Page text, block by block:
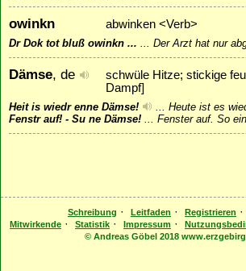
owinkn abwinken <Verb>
Dr Dok tot bluß owinkn ... ... Der Arzt hat nur
Dämse, de
schwüle Hitze; stickige
Dampf]
Heit is wiedr enne Dämse! ... Heute ist es
Fenstr auf! - Su ne Dämse! ... Fenster auf. So
Schreibung · Leitfaden · Registrieren ·
Mitwirkende · Statistik · Impressum ·
© Andreas Göbel 2018